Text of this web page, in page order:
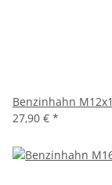
Benzinhahn
27,90 € *